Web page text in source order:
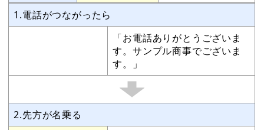
1.電話がつながったら
「お電話ありがとうございま
す。サンプル商事でございま
す。」
2.先方が名乗る